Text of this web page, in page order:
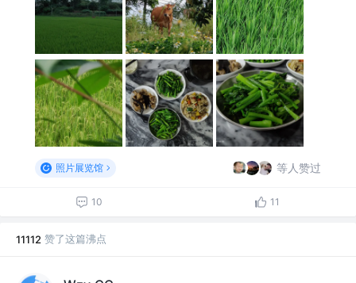
照片展览馆 等人赞过
10 11
11112 赞了这篇沸点